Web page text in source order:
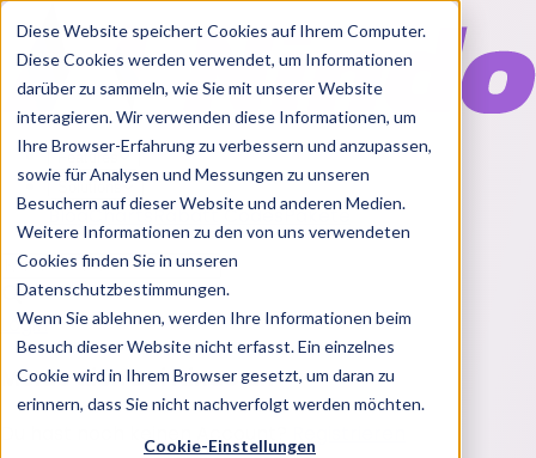
Diese Website speichert Cookies auf Ihrem Computer.
Diese Cookies werden verwendet, um Informationen
darüber zu sammeln, wie Sie mit unserer Website
interagieren. Wir verwenden diese Informationen, um
Ihre Browser-Erfahrung zu verbessern und anzupassen,
sowie für Analysen und Messungen zu unseren
Besuchern auf dieser Website und anderen Medien.
Weitere Informationen zu den von uns verwendeten
Cookies finden Sie in unseren
Datenschutzbestimmungen.
Wenn Sie ablehnen, werden Ihre Informationen beim
Besuch dieser Website nicht erfasst. Ein einzelnes
Cookie wird in Ihrem Browser gesetzt, um daran zu
erinnern, dass Sie nicht nachverfolgt werden möchten.
Cookie-Einstellungen
Features
Solutions
BlogChartsRabatt CodesPakete
Login
Melde dich bei Nindo an
Du hast noch keinen Account?